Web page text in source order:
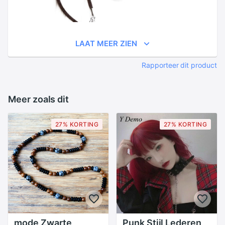
LAAT MEER ZIEN
Rapporteer dit product
Meer zoals dit
27% KORTING
mode Zwarte
27% KORTING
Punk Stijl Lederen